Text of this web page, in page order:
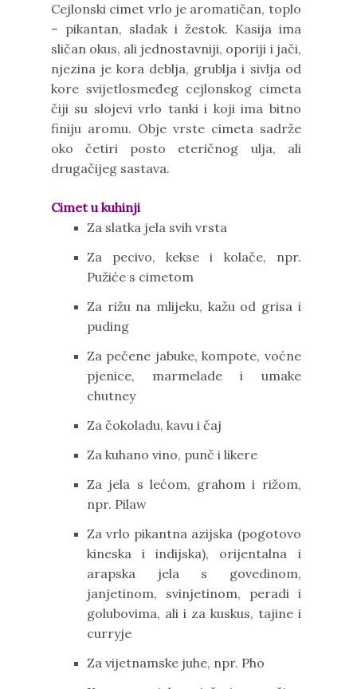
Cejlonski cimet vrlo je aromatičan, toplo
– pikantan, sladak i žestok. Kasija ima
sličan okus, ali jednostavniji, oporiji i jači,
njezina je kora deblja, grublja i sivlja od
kore svijetlosmeđeg cejlonskog cimeta
čiji su slojevi vrlo tanki i koji ima bitno
finiju aromu. Obje vrste cimeta sadrže
oko četiri posto eteričnog ulja, ali
drugačijeg sastava.
Cimet u kuhinji
Za slatka jela svih vrsta
Za pecivo, kekse i kolače, npr.
Pužiće s cimetom
Za rižu na mlijeku, kažu od grisa i
puding
Za pečene jabuke, kompote, voćne
pjenice, marmelade i umake
chutney
Za čokoladu, kavu i čaj
Za kuhano vino, punč i likere
Za jela s lećom, grahom i rižom,
npr. Pilaw
Za vrlo pikantna azijska (pogotovo
kineska i indijska), orijentalna i
arapska jela s govedinom,
janjetinom, svinjetinom, peradi i
golubovima, ali i za kuskus, tajine i
curryje
Za vijetnamske juhe, npr. Pho